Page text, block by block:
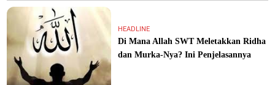
HEADLINE
Di Mana Allah SWT Meletakkan Ridha
dan Murka-Nya? Ini Penjelasannya